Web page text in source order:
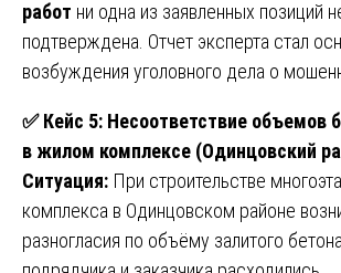
работ ни одна из заявленных позиций
подтверждена. Отчет эксперта стал
возбуждения уголовного дела о
✅Кейс 5: Несоответствие объемов
в жилом комплексе (Одинцовский
Ситуация: При строительстве
комплекса в Одинцовском районе
разногласия по объёму залитого